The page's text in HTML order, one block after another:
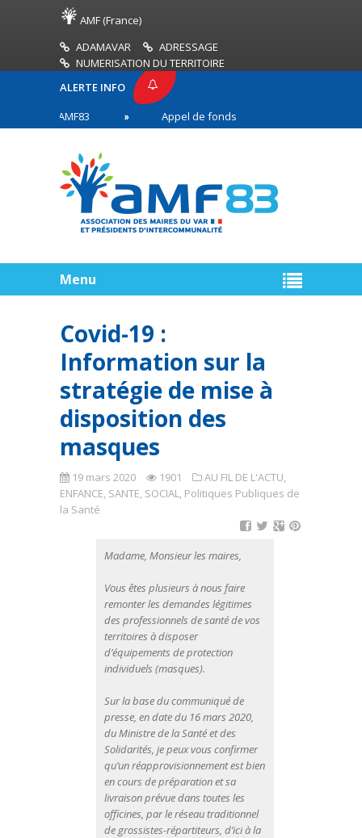
AMF (France)
ADAMAVAR
ADRESSAGE
NUMERISATION DU TERRITOIRE
ALERTE INFO
AMF83
Appel de fonds incendies de forêt
en première ligne
Menu
Covid-19 :
Information sur la
stratégie de mise à
disposition des
masques
19 mars 2020 1901 AU FIL DE L'ACTU,
ENFANCE, SANTE, SOCIAL, Politiques Publiques de
la Santé
Madame, Monsieur les maires,
Vous êtes plusieurs à nous faire
remonter les demandes légitimes
des professionnels de santé de vos
territoires à disposer
d’équipements de protection
individuels (masques).
Sur la base du communiqué de
presse, en date du 16 mars 2020,
du Ministre de la Santé et des
Solidarités, je peux vous confirmer
qu’un réapprovisionnement est bien
en cours de préparation et sa
livraison prévue dans toutes les
officines, par le réseau traditionnel
de grossistes-répartiteurs, d’ici à la